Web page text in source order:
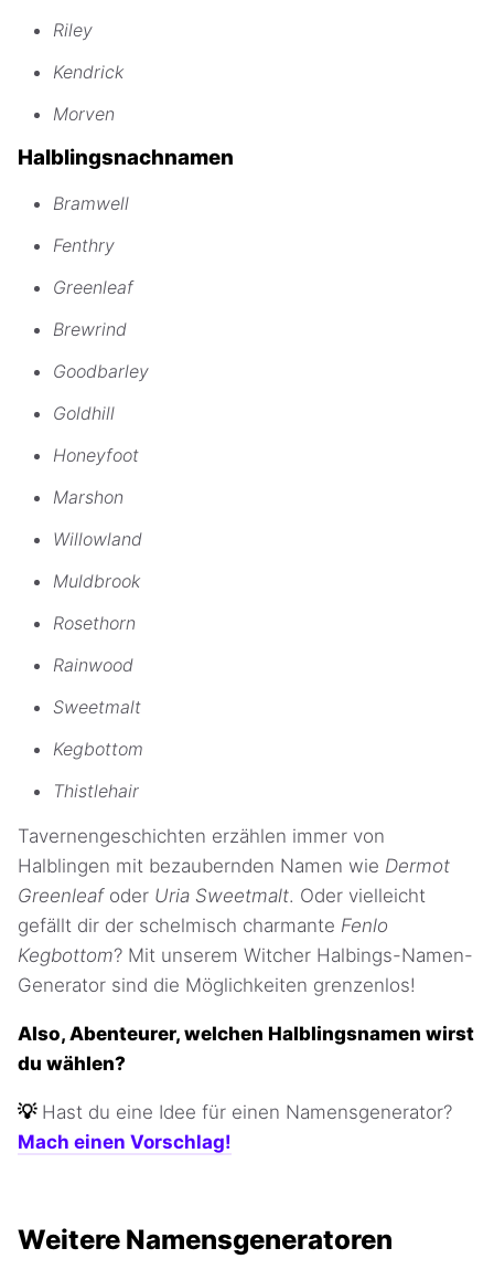
Riley
Kendrick
Morven
Halblingsnachnamen
Bramwell
Fenthry
Greenleaf
Brewrind
Goodbarley
Goldhill
Honeyfoot
Marshon
Willowland
Muldbrook
Rosethorn
Rainwood
Sweetmalt
Kegbottom
Thistlehair
Tavernengeschichten erzählen immer von
Halblingen mit bezaubernden Namen wie Dermot
Greenleafoder Uria Sweetmalt. Oder vielleicht
gefällt dir der schelmisch charmante Fenlo
Kegbottom? Mit unserem Witcher Halbings-Namen-
Generator sind die Möglichkeiten grenzenlos!
Also, Abenteurer, welchen Halblingsnamen wirst
du wählen?
💡 Hast du eine Idee für einen Namensgenerator?
Mach einen Vorschlag!
Weitere Namensgeneratoren